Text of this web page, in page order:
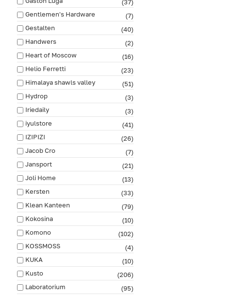
(37)
Gentlemen's Hardware
(7)
Gestalten
(40)
Handwers
(2)
Heart of Moscow
(16)
Helio Ferretti
(23)
Himalaya shawls valley
(51)
Hydrop
(3)
Iriedaily
(3)
iyulstore
(41)
IZIPIZI
(26)
Jacob Cro
(7)
Jansport
(21)
Joli Home
(13)
Kersten
(33)
Klean Kanteen
(79)
Kokosina
(10)
Komono
(102)
KOSSMOSS
(4)
KUKA
(10)
Kusto
(206)
Laboratorium
(95)